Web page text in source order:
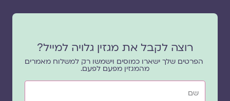
רוצה לקבל את מגזין גלויה למייל?
הפרטים שלך ישארו כמוסים וישמשו רק למשלוח מאמרים
מהמגזין מפעם לפעם.
שם